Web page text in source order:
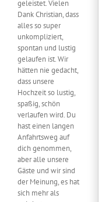
geleistet. Vielen
Dank Christian, dass
alles so super
unkompliziert,
spontan und lustig
gelaufen ist. Wir
hätten nie gedacht,
dass unsere
Hochzeit so lustig,
spaßig, schön
verlaufen wird. Du
hast einen langen
Anfahrtsweg auf
dich genommen,
aber alle unsere
Gäste und wir sind
der Meinung, es hat
sich mehr als